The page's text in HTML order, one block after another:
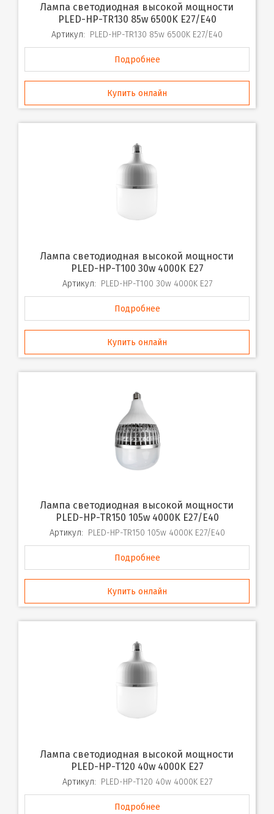
Лампа светодиодная высокой мощности
PLED-HP-TR130 85w 6500K E27/E40
Артикул: PLED-HP-TR130 85w 6500K E27/E40
Подробнее
Купить онлайн
Лампа светодиодная высокой мощности
PLED-HP-T100 30w 4000K E27
Артикул: PLED-HP-T100 30w 4000K E27
Подробнее
Купить онлайн
Лампа светодиодная высокой мощности
PLED-HP-TR150 105w 4000K E27/E40
Артикул: PLED-HP-TR150 105w 4000K E27/E40
Подробнее
Купить онлайн
Лампа светодиодная высокой мощности
PLED-HP-T120 40w 4000K E27
Артикул: PLED-HP-T120 40w 4000K E27
Подробнее